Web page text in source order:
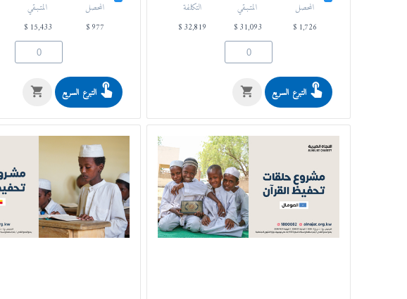
المحصل
1,726
$
المتـبـقي
31,093
$
التكلفة
32,819
$
التبرع السريع
المحصل
977
$
المتـبـقي
15,433
$
التبرع السريع